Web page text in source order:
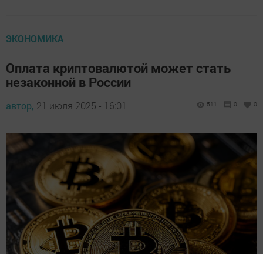
ЭКОНОМИКА
Оплата криптовалютой может стать
незаконной в России
автор, 21 июля 2025 - 16:01 511 0 0